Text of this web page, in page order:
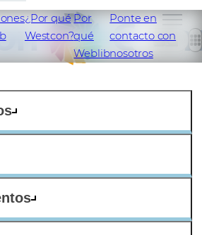
ES
¿Por qué
Westcon?
Por
qué
Weblib
Ponte en
contacto con
nosotros